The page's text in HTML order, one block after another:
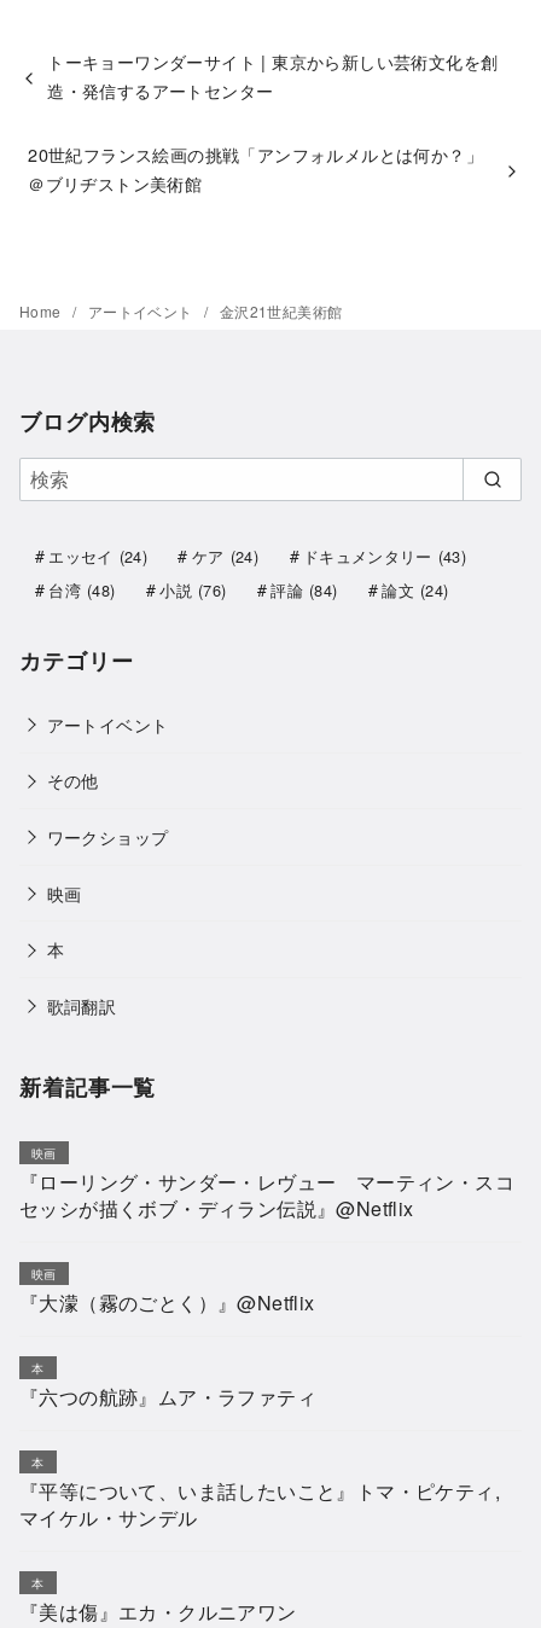
トーキョーワンダーサイト | 東京から新しい芸術文化を創
造・発信するアートセンター
20世紀フランス絵画の挑戦「アンフォルメルとは何か？」
＠ブリヂストン美術館
Home アートイベント 金沢21世紀美術館
ブログ内検索
エッセイ (24) ケア (24) ドキュメンタリー (43)
台湾 (48) 小説 (76) 評論 (84) 論文 (24)
カテゴリー
アートイベント
その他
ワークショップ
映画
本
歌詞翻訳
新着記事一覧
映画
『ローリング・サンダー・レヴュー マーティン・スコ
セッシが描くボブ・ディラン伝説』@Netflix
映画
『大濛（霧のごとく）』@Netflix
本
『六つの航跡』ムア・ラファティ
本
『平等について、いま話したいこと』トマ・ピケティ,
マイケル・サンデル
本
『美は傷』エカ・クルニアワン